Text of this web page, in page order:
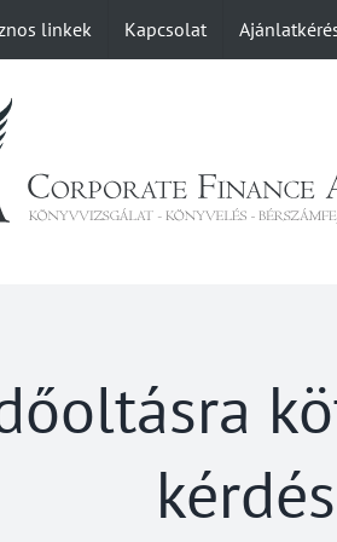
linkek Kapcsolat